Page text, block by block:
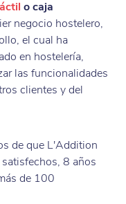
o caja
negocio hostelero,
el cual ha
en hostelería,
las funcionalidades
clientes y del
de que L'Addition
8 años
de 100